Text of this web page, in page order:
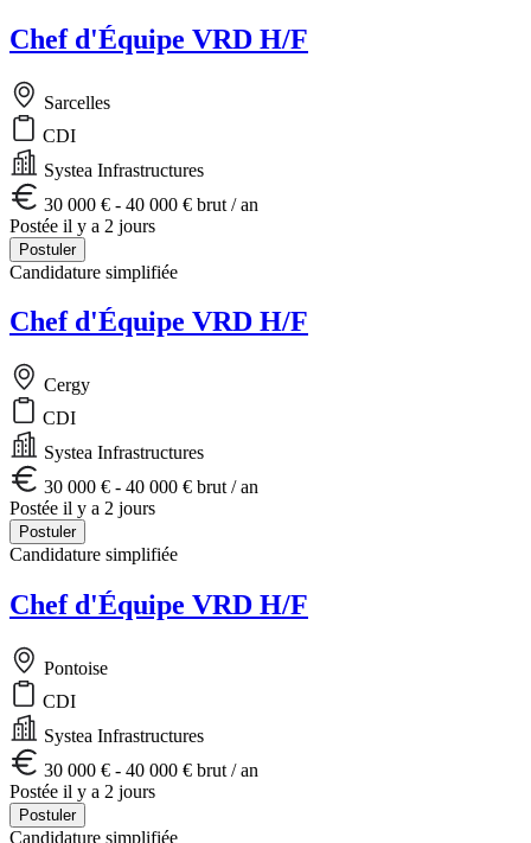
Chef d'Équipe VRD H/F
Sarcelles
CDI
Systea Infrastructures
30 000 € - 40 000 € brut / an
Postée il y a 2 jours
Postuler
Candidature simplifiée
Chef d'Équipe VRD H/F
Cergy
CDI
Systea Infrastructures
30 000 € - 40 000 € brut / an
Postée il y a 2 jours
Postuler
Candidature simplifiée
Chef d'Équipe VRD H/F
Pontoise
CDI
Systea Infrastructures
30 000 € - 40 000 € brut / an
Postée il y a 2 jours
Postuler
Candidature simplifiée